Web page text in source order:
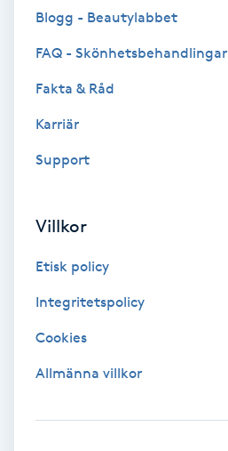
Fransförlängning Megavolym
Fransk manikyr
Frekvensterapi
Friskvård
Frisör
Funktionsanalys
Blogg - Beautylabbet
FAQ - Skönhetsbehandlingar
Fakta & Råd
Karriär
Support
Villkor
Etisk policy
Integritetspolicy
Cookies
Allmänna villkor